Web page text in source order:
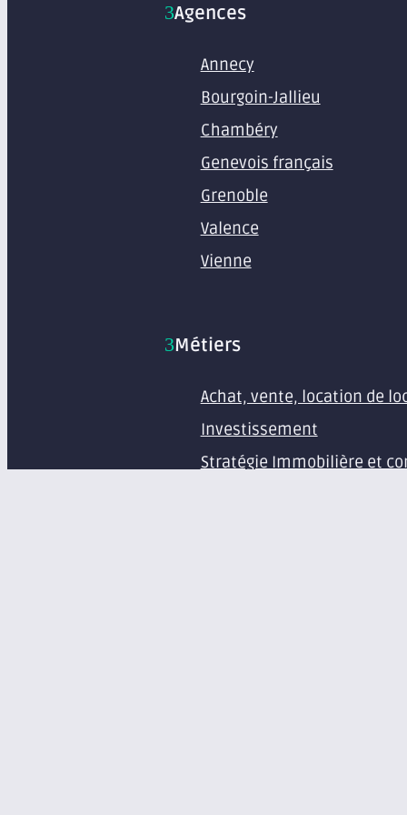
Agences
Annecy
Bourgoin-Jallieu
Chambéry
Genevois français
Grenoble
Valence
Vienne
Métiers
Achat, vente, location de
Investissement
Stratégie Immobilière et